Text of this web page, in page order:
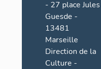
- 27 place Jules
Guesde -
13481
Marseille
Direction de la
Culture -